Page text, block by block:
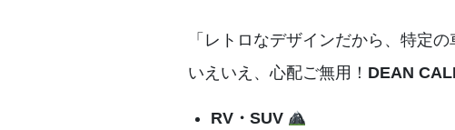
「レトロなデザインだから、特定
いえいえ、心配ご無用！ DEAN
RV・SUV